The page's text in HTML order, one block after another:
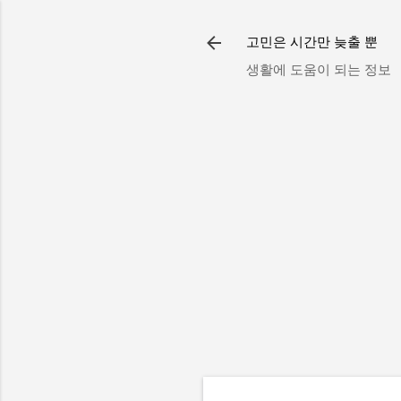
고민은 시간만 늦출 뿐
생활에 도움이 되는 정보